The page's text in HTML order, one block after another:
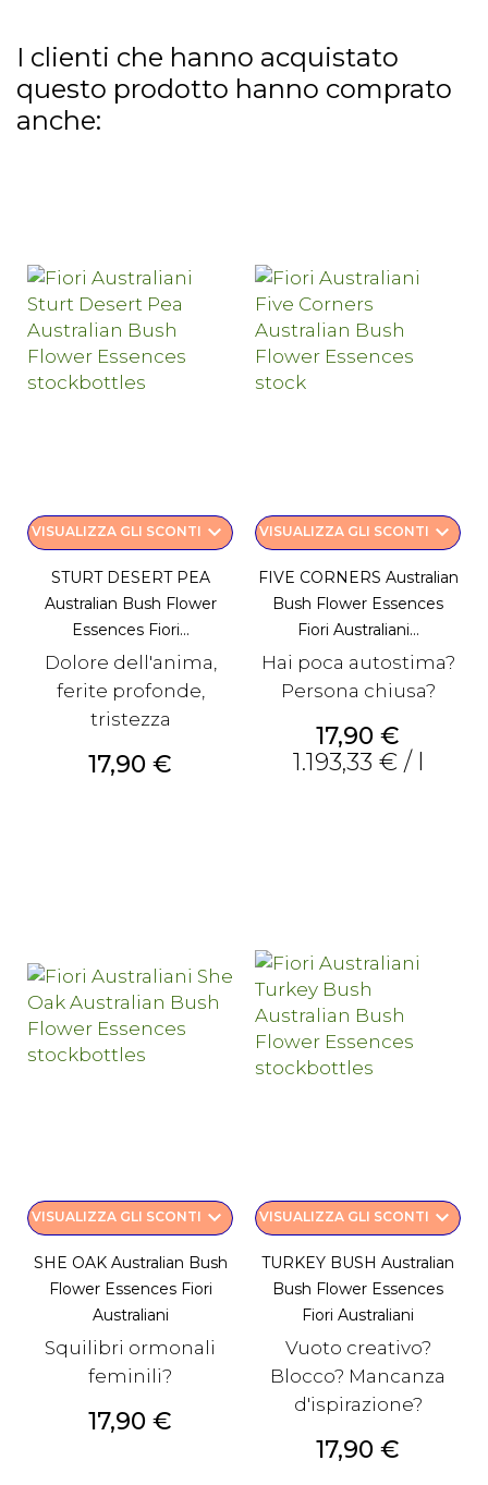
I clienti che hanno acquistato
questo prodotto hanno comprato
anche:
VISUALIZZA GLI SCONTI keyboard_arrow_down
STURT DESERT PEA
Australian Bush Flower
Essences Fiori...
Dolore dell'anima,
ferite profonde,
tristezza
Prezzo
17,90 €
VISUALIZZA GLI SCONTI keyboard_arrow_down
FIVE CORNERS Australian
Bush Flower Essences
Fiori Australiani...
Hai poca autostima?
Persona chiusa?
Prezzo
17,90 €
1.193,33 € / l
VISUALIZZA GLI SCONTI keyboard_arrow_down
SHE OAK Australian Bush
Flower Essences Fiori
Australiani
Squilibri ormonali
feminili?
Prezzo
17,90 €
VISUALIZZA GLI SCONTI keyboard_arrow_down
TURKEY BUSH Australian
Bush Flower Essences
Fiori Australiani
Vuoto creativo?
Blocco? Mancanza
d'ispirazione?
Prezzo
17,90 €